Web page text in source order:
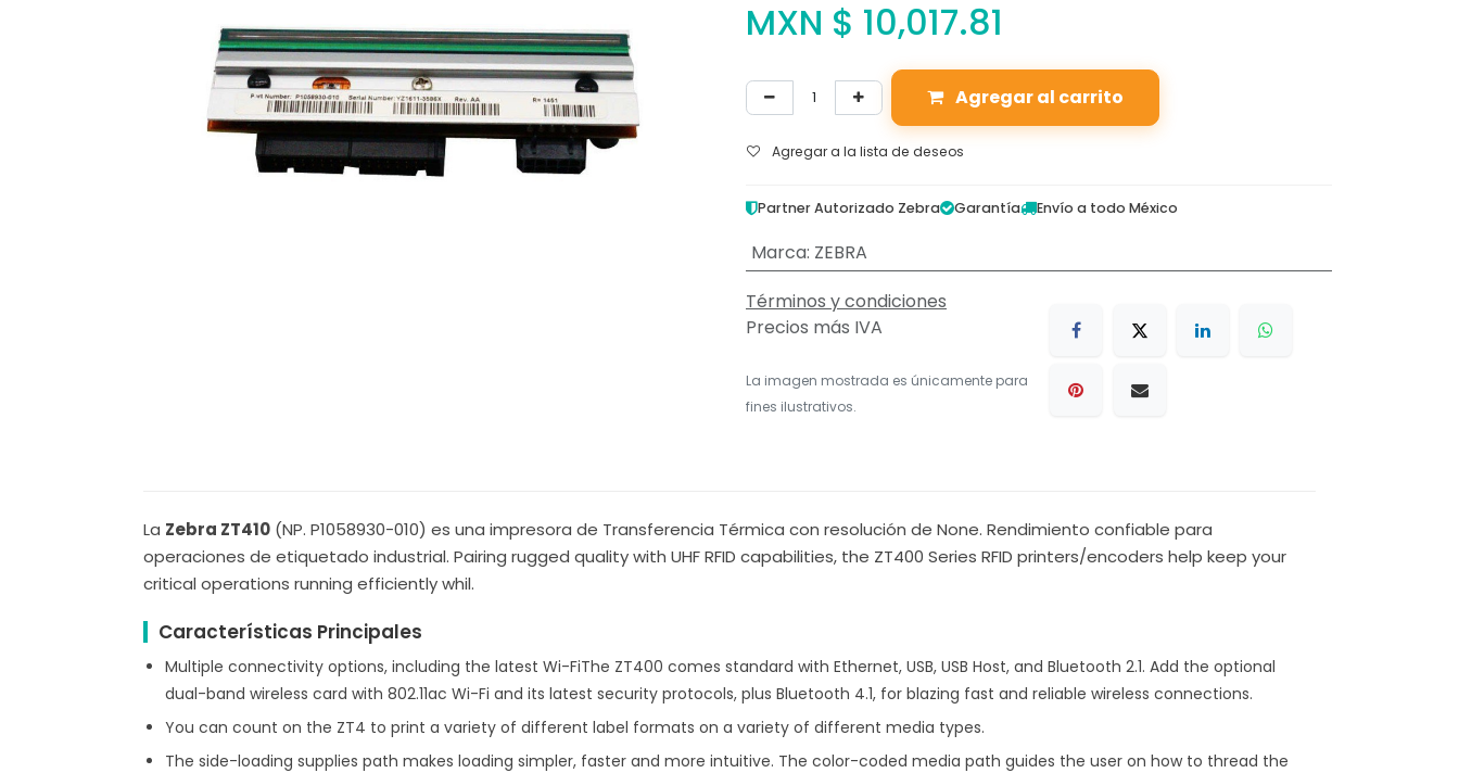
MXN $ 10,017.81
Agregar al carrito
Agregar a la lista de deseos
Partner Autorizado Zebra Garantía Envío a todo México
Marca: ZEBRA
Términos y condiciones
Precios más IVA
La imagen mostrada es únicamente para
fines ilustrativos.
La Zebra ZT410 (NP. P1058930-010) es una impresora de Transferencia Térmica con resolución de None. Rendimiento confiable para
operaciones de etiquetado industrial. Pairing rugged quality with UHF RFID capabilities, the ZT400 Series RFID printers/encoders help keep your
critical operations running efficiently whil.
Características Principales
Multiple connectivity options, including the latest Wi-FiThe ZT400 comes standard with Ethernet, USB, USB Host, and Bluetooth 2.1. Add the optional
dual-band wireless card with 802.11ac Wi-Fi and its latest security protocols, plus Bluetooth 4.1, for blazing fast and reliable wireless connections.
You can count on the ZT4 to print a variety of different label formats on a variety of different media types.
The side-loading supplies path makes loading simpler, faster and more intuitive. The color-coded media path guides the user on how to thread the